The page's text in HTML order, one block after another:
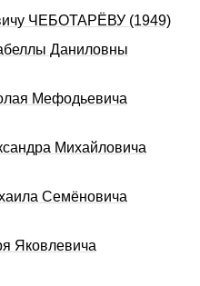
ЧЕБОТАРЁВУ (1949)
Даниловны
Мефодьевича
Михайловича
Семёновича
Яковлевича